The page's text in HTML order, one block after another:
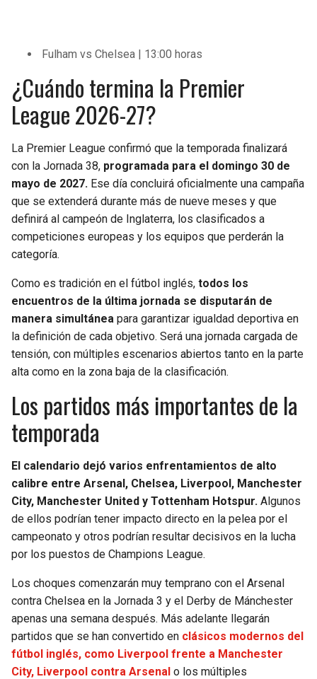
Fulham vs Chelsea | 13:00 horas
¿Cuándo termina la Premier
League 2026-27?
La Premier League confirmó que la temporada finalizará
con la Jornada 38, programada para el domingo 30 de
mayo de 2027. Ese día concluirá oficialmente una campaña
que se extenderá durante más de nueve meses y que
definirá al campeón de Inglaterra, los clasificados a
competiciones europeas y los equipos que perderán la
categoría.
Como es tradición en el fútbol inglés, todos los
encuentros de la última jornada se disputarán de
manera simultánea para garantizar igualdad deportiva en
la definición de cada objetivo. Será una jornada cargada de
tensión, con múltiples escenarios abiertos tanto en la parte
alta como en la zona baja de la clasificación.
Los partidos más importantes de la
temporada
El calendario dejó varios enfrentamientos de alto
calibre entre Arsenal, Chelsea, Liverpool, Manchester
City, Manchester United y Tottenham Hotspur. Algunos
de ellos podrían tener impacto directo en la pelea por el
campeonato y otros podrían resultar decisivos en la lucha
por los puestos de Champions League.
Los choques comenzarán muy temprano con el Arsenal
contra Chelsea en la Jornada 3 y el Derby de Mánchester
apenas una semana después. Más adelante llegarán
partidos que se han convertido en clásicos modernos del
fútbol inglés, como Liverpool frente a Manchester
City, Liverpool contra Arsenal o los múltiples